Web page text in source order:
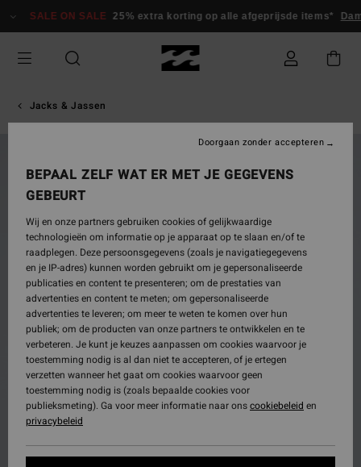
naar
SALE ON SALE 25% extra korting op alle afgeprijsde items*
Jacks & Jassen
BEPAAL ZELF WAT ER MET JE GEGEVENS
GEBEURT
Wij en onze partners gebruiken cookies of gelijkwaardige
technologieën om informatie op je apparaat op te slaan en/of te
raadplegen. Deze persoonsgegevens (zoals je navigatiegegevens
en je IP-adres) kunnen worden gebruikt om je gepersonaliseerde
publicaties en content te presenteren; om de prestaties van
advertenties en content te meten; om gepersonaliseerde
advertenties te leveren; om meer te weten te komen over hun
publiek; om de producten van onze partners te ontwikkelen en te
verbeteren. Je kunt je keuzes aanpassen om cookies waarvoor je
toestemming nodig is al dan niet te accepteren, of je ertegen
verzetten wanneer het gaat om cookies waarvoor geen
toestemming nodig is (zoals bepaalde cookies voor
publieksmeting). Ga voor meer informatie naar onscookiebeleid en
privacybeleid
Doorgaan zonder accepteren